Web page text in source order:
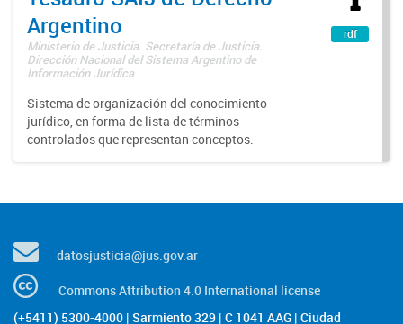
Argentino
Ministerio de Justicia. Secretaría de Justicia.
Dirección Nacional del Sistema Argentino de
Información Jurídica
Sistema de organización del conocimiento
jurídico, en forma de lista de términos
controlados que representan conceptos.
rdf
datosjusticia@jus.gov.ar
Commons Attribution 4.0 International license
(+5411) 5300-4000 | Sarmiento 329 | C 1041 AAG | Ciudad